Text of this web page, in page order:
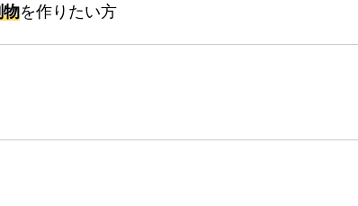
物を作りたい方